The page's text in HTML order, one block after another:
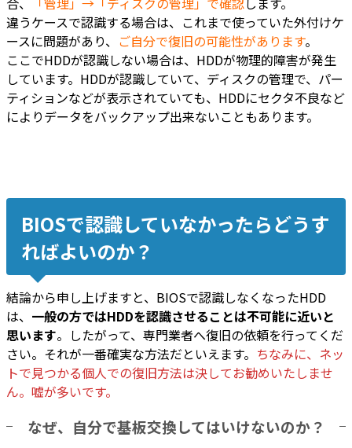
違うケースで認識する場合は、これまで使っていた外付けケ
ースに問題があり、 ご自分で復旧の可能性があります。
ここでHDDが認識しない場合は、HDDが物理的障害が発生
しています。HDDが認識していて、ディスクの管理で、パー
ティションなどが表示されていても、HDDにセクタ不良など
によりデータをバックアップ出来ないこともあります。
BIOSで認識していなかったらどうす
ればよいのか？
結論から申し上げますと、BIOSで認識しなくなったHDD
は、 一般の方ではHDDを認識させることは不可能に近いと
思います。したがって、専門業者へ復旧の依頼を行ってくだ
さい。それが一番確実な方法だといえます。 ちなみに、ネッ
トで見つかる個人での復旧方法は決してお勧めいたしませ
ん。嘘が多いです。
なぜ、自分で基板交換してはいけないのか？